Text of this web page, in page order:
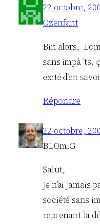
22 octobre,
Ozenfant
Bin alors,
sans impà´ts,
exité d’en
Répondre
22 octobre,
BLOmiG
Salut,
je n’ai jamais
société sans
reprenant la